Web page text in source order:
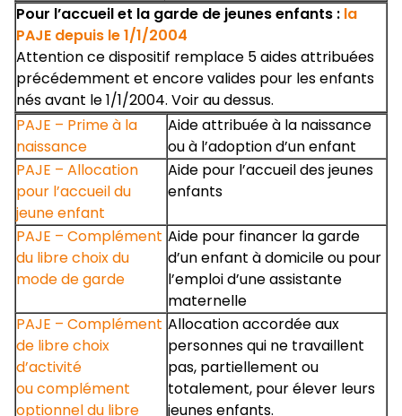
Pour l’accueil et la garde de jeunes enfants : la
PAJE depuis le 1/1/2004
Attention ce dispositif remplace 5 aides attribuées
précédemment et encore valides pour les enfants
nés avant le 1/1/2004. Voir au dessus.
PAJE – Prime à la
naissance
Aide attribuée à la naissance
ou à l’adoption d’un enfant
PAJE – Allocation
pour l’accueil du
jeune enfant
Aide pour l’accueil des jeunes
enfants
PAJE – Complément
du libre choix du
mode de garde
Aide pour financer la garde
d’un enfant à domicile ou pour
l’emploi d’une assistante
maternelle
PAJE – Complément
de libre choix
d’activité
ou complément
optionnel du libre
Allocation accordée aux
personnes qui ne travaillent
pas, partiellement ou
totalement, pour élever leurs
jeunes enfants.